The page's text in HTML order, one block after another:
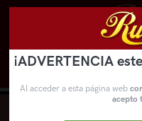
¡ADVERTENCIA
Al acceder a esta página web
acepto